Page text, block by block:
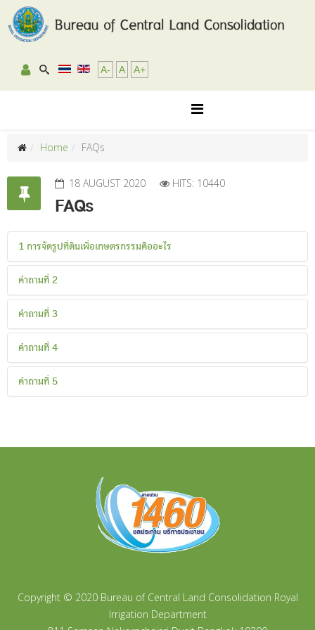
A- A A+
Home FAQs
18 AUGUST 2020 HITS: 10440
FAQs
1 การจัดรูปที่ดินเพื่อเกษตรกรรมคืออะไร
ทดสอบ....
คำถามที่ 2
Your text...
คำถามที่ 3
Your text...
คำถามที่ 4
Your text...
คำถามที่ 5
Copyright © 2020 Bureau of Central Land Consolidation Royal
Irrigation Department